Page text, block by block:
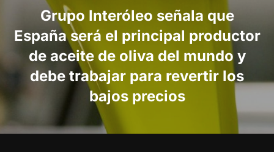
entradasGrupo Interóleo señala que
España será el principal productor
de aceite de oliva del mundo y
debe trabajar para revertir los
bajos precios